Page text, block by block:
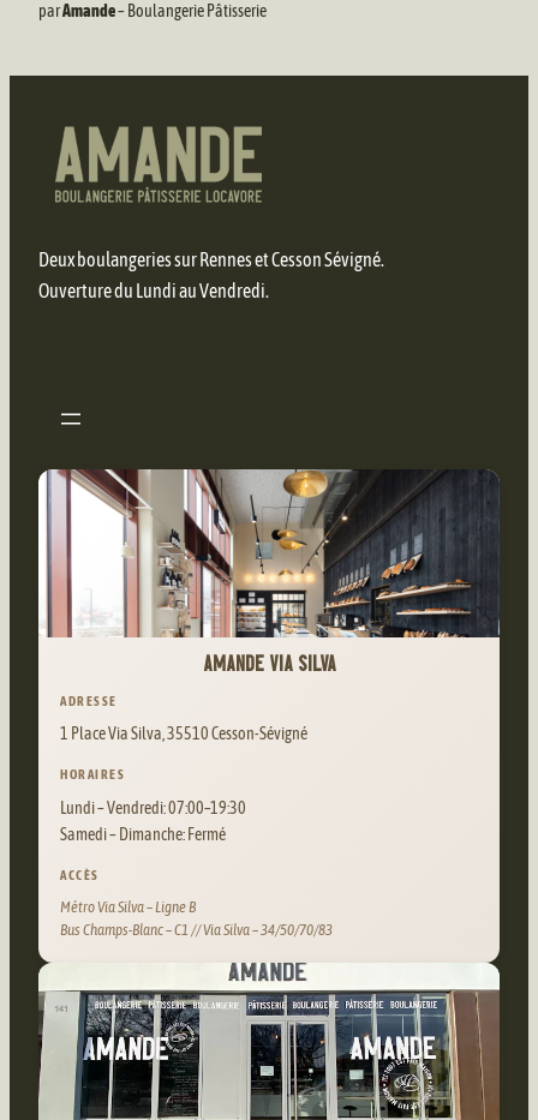
parAmande– Boulangerie Pâtisserie
Deux boulangeries sur Rennes et Cesson Sévigné.
Ouverture du Lundi au Vendredi.
AMANDE VIA SILVA
ADRESSE
1 Place Via Silva, 35510 Cesson-Sévigné
HORAIRES
Lundi – Vendredi: 07:00–19:30
Samedi – Dimanche: Fermé
ACCÈS
Métro Via Silva – Ligne B
Bus Champs-Blanc – C1 // Via Silva – 34/50/70/83